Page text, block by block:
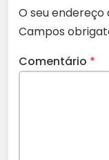
O seu
Campos
Comentário *